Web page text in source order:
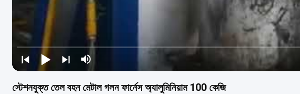
স্টেশনযুক্ত তেল বহন মেটাল গলন ফার্নেস অ্যালুমিনিয়াম 100 কেজি